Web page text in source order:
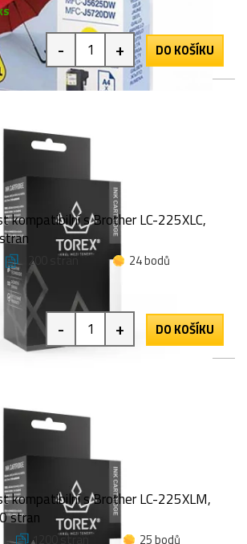
- + DO KOŠÍKU
kompatibilní s Brother LC-225XLC,
1200 stran
24 bodů
- + DO KOŠÍKU
kompatibilní s Brother LC-225XLM,
stran
1200 stran 25 bodů